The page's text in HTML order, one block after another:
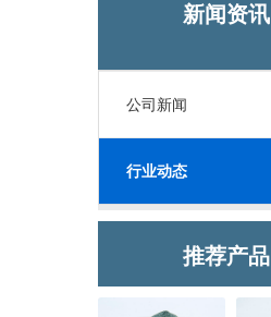
新闻资讯
公司新闻
行业动态
推荐产品